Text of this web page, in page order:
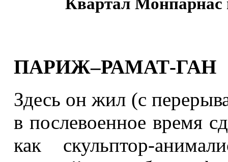
ПАРИЖ–РАМАТ-ГАН
Здесь он жил (с
в послевоенное время
как скульптор-